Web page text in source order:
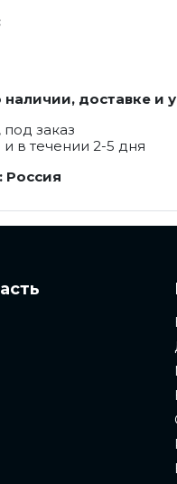
доставке и
заказ
и в течении 2-5 дня
Россия